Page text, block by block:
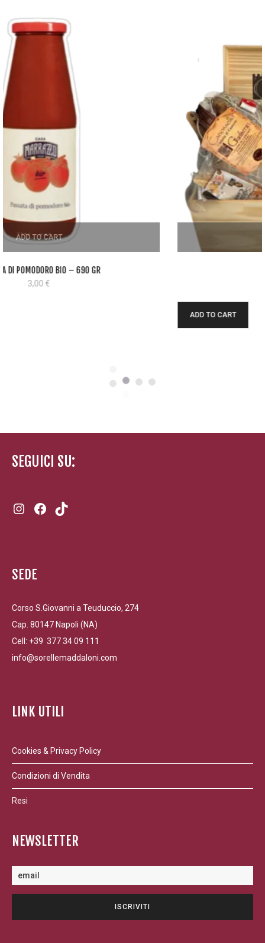
SEGUICI SU:
Instagram
Facebook
SEDE
Corso S.Giovanni a Teuduccio, 274
Cap. 80147 Napoli (NA)
Cell: +39 377 34 09 111
info@sorellemaddaloni.com
LINK UTILI
Cookies & Privacy Policy
Condizioni di Vendita
Resi
NEWSLETTER